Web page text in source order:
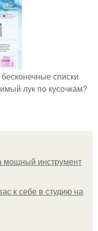
списки
лук по кусочкам?
мощный инструмент
к себе в студию на